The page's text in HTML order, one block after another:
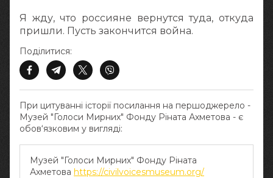
Я жду, что россияне вернутся туда, откуда
пришли. Пусть закончится война.
При цитуванні історії посилання на першоджерело -
Музей "Голоси Мирних" Фонду Ріната Ахметова - є
обов‘язковим у вигляді:
Музей "Голоси Мирних" Фонду Ріната
Ахметова https://civilvoicesmuseum.org/
Поділитися: